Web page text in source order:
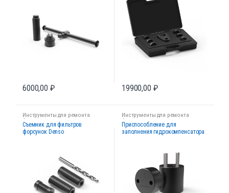
6000,00 ₽ 19900,00 ₽
Инструменты для ремонта
форсунок
Съемник для фильтров
форсунок Denso
Инструменты для ремонта
форсунок
Приспособление для
заполнения гидрокомпенсатора